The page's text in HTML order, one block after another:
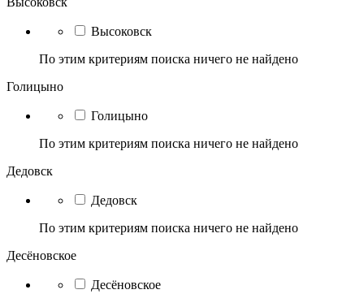
Высоковск
По этим критериям поиска ничего не найдено
Голицыно
Голицыно
По этим критериям поиска ничего не найдено
Дедовск
Дедовск
По этим критериям поиска ничего не найдено
Десёновское
Десёновское